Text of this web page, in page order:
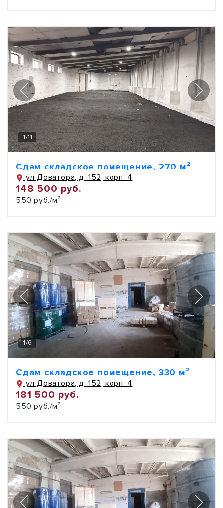
1/11
Сдам складское помещение, 270 м²
ул Доватора, д. 152, корп. 4
148 500 руб.
550 руб./м²
1/6
Сдам складское помещение, 330 м²
ул Доватора, д. 152, корп. 4
181 500 руб.
550 руб./м²